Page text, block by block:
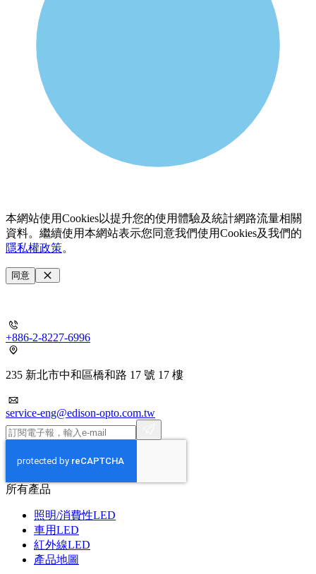
本網站使用Cookies以提升您的使用體驗及統計網路流量相關
資料。繼續使用本網站表示您同意我們使用Cookies及我們的
隱私權政策。
同意
+886-2-8227-6996
235 新北市中和區橋和路 17 號 17 樓
service-eng@edison-opto.com.tw
所有產品
照明/消費性LED
車用LED
紅外線LED
產品地圖